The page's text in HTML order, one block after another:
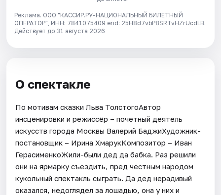
Реклама. ООО "КАССИР.РУ-НАЦИОНАЛЬНЫЙ БИЛЕТНЫЙ
ОПЕРАТОР", ИНН: 7841075409 erid: 25H8d7vbP8SRTvHZrUcdLB.
Действует до 31 августа 2026
О спектакле
По мотивам сказки Льва ТолстогоАвтор
инсценировки и режиссёр – почётный деятель
искусств города Москвы Валерий БаджиХудожник-
постановщик – Ирина ХмарукКомпозитор – Иван
ГерасименкоЖили-были дед да бабка. Раз решили
они на ярмарку съездить, пред честным народом
кукольный спектакль сыграть. Да дед нерадивый
оказался, недоглядел за лошадью, она у них и